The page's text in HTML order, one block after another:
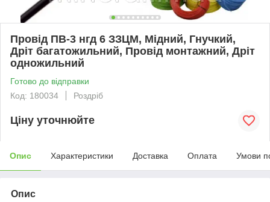
Провід ПВ-3 нгд 6 ЗЗЦМ, Мідний, Гнучкий,
Дріт багатожильний, Провід монтажний, Дріт
одножильний
Готово до відправки
Код: 180034
Роздріб
Ціну уточнюйте
Опис Характеристики Доставка Оплата Умови
Опис